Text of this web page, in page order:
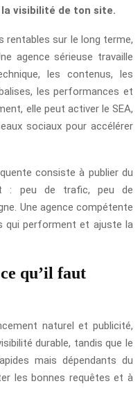
visibilité de ton site.
rentables sur le long terme,
agence sérieuse travaille
les contenus, les
les performances et
elle peut activer le SEA,
sociaux pour accélérer
consiste à publier du
: peu de trafic, peu de
Une agence compétente
qui performent et ajuste la
qu’il faut
naturel et publicité,
durable, tandis que le
mais dépendants du
les bonnes requêtes et à